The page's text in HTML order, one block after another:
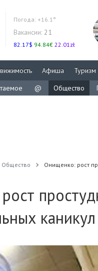
Погода: +16.1°
Вакансии: 21
82.17$ 94.84€ 22.01zł
Афиша Туризм
@ Общество
Общество Онищенко: рост
каникул